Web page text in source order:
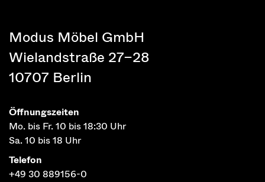
Modus Möbel GmbH
Wielandstraße 27–28
10707 Berlin
Öffnungszeiten
Mo. bis Fr. 10 bis 18:30 Uhr
Sa. 10 bis 18 Uhr
Telefon
+49 30 889156-0